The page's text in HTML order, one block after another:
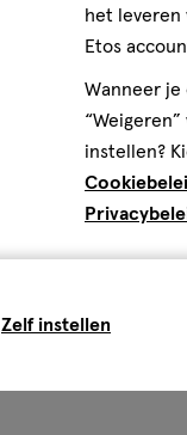
het leveren
Etos
Wanneer je
instellen?
Zelf instellen